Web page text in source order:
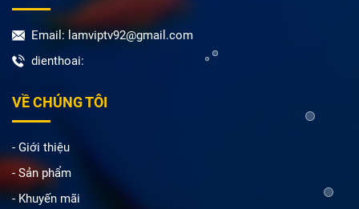
Email: lamviptv92@gmail.com
dienthoai:
VỀ CHÚNG TÔI
- Giới thiệu
- Sản phẩm
- Khuyến mãi